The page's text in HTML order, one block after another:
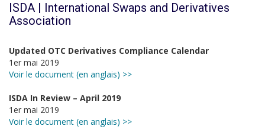
ISDA | International Swaps and Derivatives
Association
Updated OTC Derivatives Compliance Calendar
1er mai 2019
Voir le document (en anglais) >>
ISDA In Review – April 2019
1er mai 2019
Voir le document (en anglais) >>